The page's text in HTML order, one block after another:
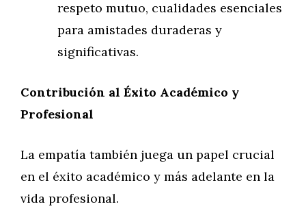
respeto mutuo, cualidades esenciales
para amistades duraderas y
significativas.
Contribución al Éxito Académico y
Profesional
La empatía también juega un papel crucial
en el éxito académico y más adelante en la
vida profesional.